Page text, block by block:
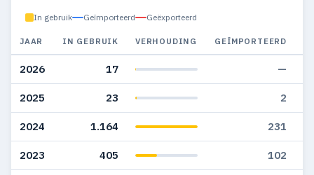
In gebruik Geïmporteerd Geëxporteerd
JAAR IN GEBRUIK VERHOUDING GEÏMPORTEERD
2026 17 —
2025 23 2
2024 1.164 231
2023 405 102